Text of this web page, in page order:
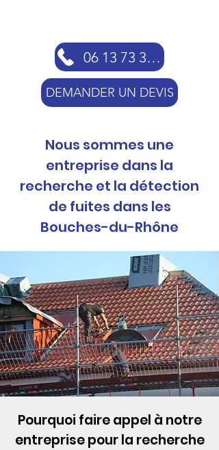
06 13 73 30 46
DEMANDER UN DEVIS
Nous sommes une
entreprise dans la
recherche et la détection
de fuites dans les
Bouches-du-Rhône
Pourquoi faire appel à notre
entreprise pour la recherche